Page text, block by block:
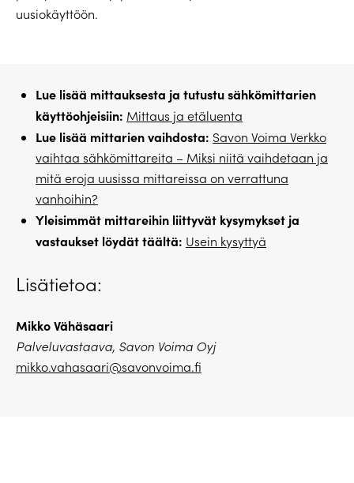
uusiokäyttöön.
Lue lisää mittauksesta ja tutustu sähkömittarien
käyttöohjeisiin: Mittaus ja etäluenta
Lue lisää mittarien vaihdosta: Savon Voima Verkko
vaihtaa sähkömittareita – Miksi niitä vaihdetaan ja
mitä eroja uusissa mittareissa on verrattuna
vanhoihin?
Yleisimmät mittareihin liittyvät kysymykset ja
vastaukset löydät täältä: Usein kysyttyä
Lisätietoa:
Mikko Vähäsaari
Palveluvastaava, Savon Voima Oyj
mikko.vahasaari@savonvoima.fi